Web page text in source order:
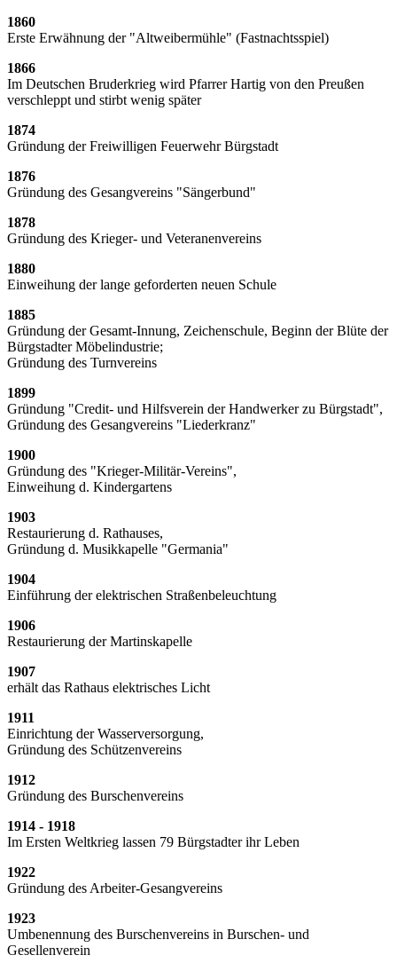
1860
Erste Erwähnung der "Altweibermühle" (Fastnachtsspiel)
1866
Im Deutschen Bruderkrieg wird Pfarrer Hartig von den Preußen
verschleppt und stirbt wenig später
1874
Gründung der Freiwilligen Feuerwehr Bürgstadt
1876
Gründung des Gesangvereins "Sängerbund"
1878
Gründung des Krieger- und Veteranenvereins
1880
Einweihung der lange geforderten neuen Schule
1885
Gründung der Gesamt-Innung, Zeichenschule, Beginn der Blüte der
Bürgstadter Möbelindustrie;
Gründung des Turnvereins
1899
Gründung "Credit- und Hilfsverein der Handwerker zu Bürgstadt",
Gründung des Gesangvereins "Liederkranz"
1900
Gründung des "Krieger-Militär-Vereins",
Einweihung d. Kindergartens
1903
Restaurierung d. Rathauses,
Gründung d. Musikkapelle "Germania"
1904
Einführung der elektrischen Straßenbeleuchtung
1906
Restaurierung der Martinskapelle
1907
erhält das Rathaus elektrisches Licht
1911
Einrichtung der Wasserversorgung,
Gründung des Schützenvereins
1912
Gründung des Burschenvereins
1914 - 1918
Im Ersten Weltkrieg lassen 79 Bürgstadter ihr Leben
1922
Gründung des Arbeiter-Gesangvereins
1923
Umbenennung des Burschenvereins in Burschen- und
Gesellenverein